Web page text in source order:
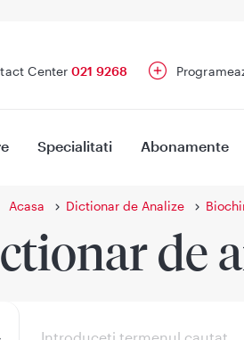
Center 021 9268
Specialitati Abonamente
Acasa Dictionar de Analize
de